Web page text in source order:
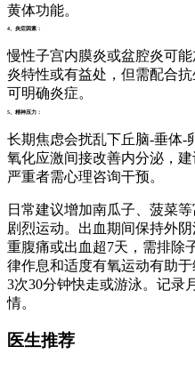
黄体功能。
4、炎症因素：
慢性子宫内膜炎或盆腔炎可
炎特性或有益处，但需配合
可明确炎症。
5、精神压力：
长期焦虑会扰乱下丘脑-垂体-
氧化应激间接改善内分泌，
严重者需心理咨询干预。
日常建议增加南瓜子、菠菜
剧烈运动。出血期间保持外
重腹痛或出血超7天，需排除
律作息和适度有氧运动有助
3次30分钟快走或游泳。记录
情。
医生推荐